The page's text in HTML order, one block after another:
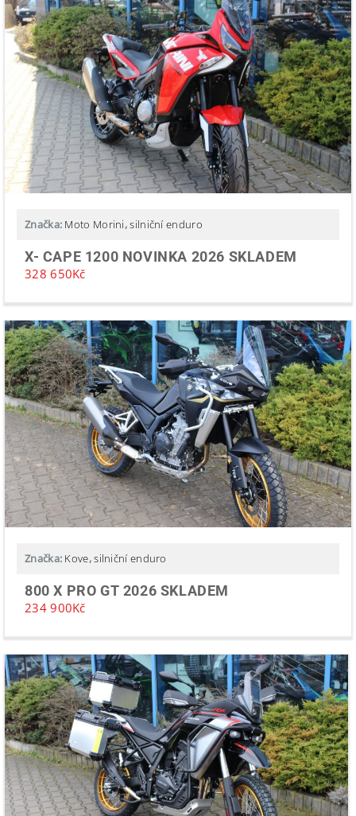
Značka: Moto Morini,silniční enduro
X- CAPE 1200 NOVINKA 2026 SKLADEM
328 650Kč
Značka: Kove,silniční enduro
800 X PRO GT 2026 SKLADEM
234 900Kč